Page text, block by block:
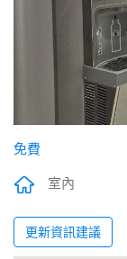
免費
室內
更新資訊建議